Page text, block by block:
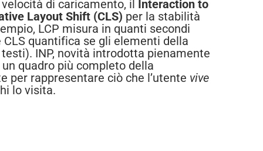
di caricamento, il
Interaction to
Layout Shift (CLS) per la stabilità
LCP misura in quanti secondi
quantifica se gli elementi della
INP, novità introdotta pienamente
quadro più completo della
rappresentare ciò che l’utente vive
lo visita.